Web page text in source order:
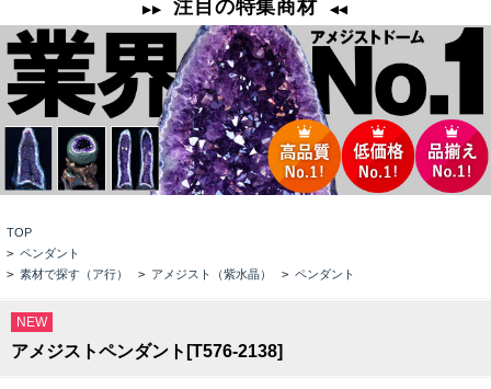
TOP
> ペンダント
> 素材で探す（ア行） > アメジスト（紫水晶） > ペンダント
NEW
アメジストペンダント[T576-2138]